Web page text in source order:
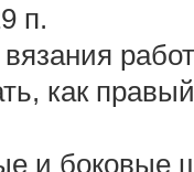
п.
как
и боковые